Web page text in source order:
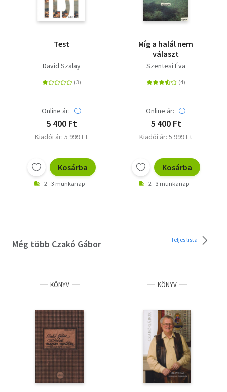
Test
David Szalay
Online ár:
5 400 Ft
Kiadói ár: 5 999 Ft
Kosárba
2 - 3 munkanap
Míg a halál nem
választ
Szentesi Éva
Online ár:
5 400 Ft
Kiadói ár: 5 999 Ft
Kosárba
2 - 3 munkanap
Még több Czakó Gábor Teljes lista
KÖNYV KÖNYV